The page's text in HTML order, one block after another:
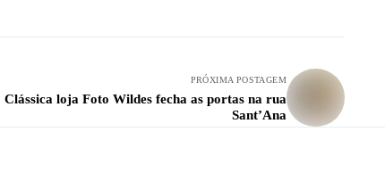
PRÓXIMA POSTAGEM
Clássica loja Foto Wildes fecha as portas na rua
Sant’Ana